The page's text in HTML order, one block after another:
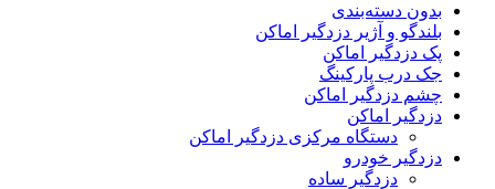
بدون دسته‌بندی
بلندگو و آژیر دزدگیر اماکن
پک دزدگیر اماکن
جک درب پارکینگ
چشم دزدگیر اماکن
دزدگیر اماکن
دستگاه مرکزی دزدگیر اماکن
دزدگیر خودرو
دزدگیر ساده